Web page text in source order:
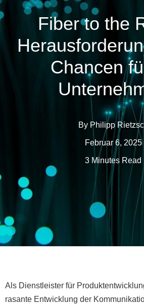
Fiber to the
Chancen
By Philipp
Februar 6, 2025
3 Minutes Read
Als Dienstleister für
rasante Entwicklung der